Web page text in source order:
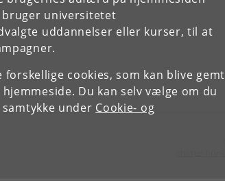
universitetet
uddannelser eller kurser, til at
cookies, som kan blive gemt
Du kan selv vælge om du
under Cookie- og
interesting work - link to